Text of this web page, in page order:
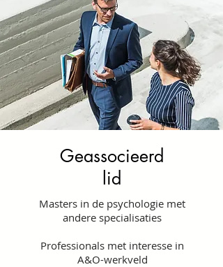
Geassocieerd
lid
Masters in de psychologie met
andere specialisaties
Professionals met interesse in
A&O-werkveld